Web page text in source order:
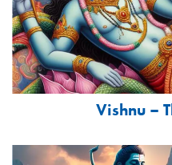
Vishnu –